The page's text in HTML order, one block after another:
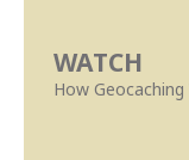
WATCH
How Geocaching